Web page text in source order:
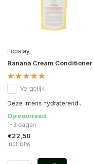
Ecoslay
Banana Cream Conditioner
Vergelijk
Deze intens hydraterend...
Op voorraad
1-3 dagen
€22,50
Incl. btw